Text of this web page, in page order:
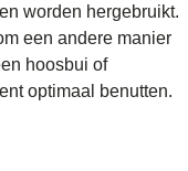
worden hergebruikt.
een andere manier
hoosbui of
optimaal benutten.